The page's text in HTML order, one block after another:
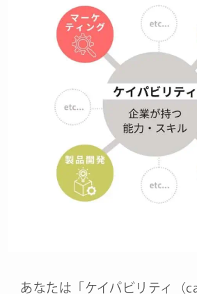
あなたは「ケイパビリティ（